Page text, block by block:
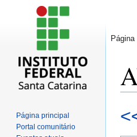
para
para
Página
Página principal
Portal comunitário